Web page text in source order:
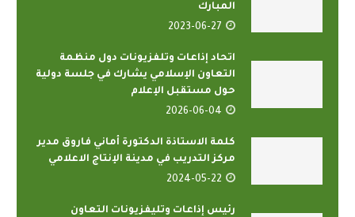
المبارك
2023-06-27
اتحاد إذاعات وتلفزيونات دول منظمة
التعاون الإسلامي يشارك في جلسة دولية
حول مستقبل الإعلام
2026-06-04
كلمة الاستاذة الدكتورة أماني فاروق مدير
مركز التدريب في مدينة الإنتاج الاعلامي
2024-05-22
رئيس إذاعات وتليفزيونات التعاون